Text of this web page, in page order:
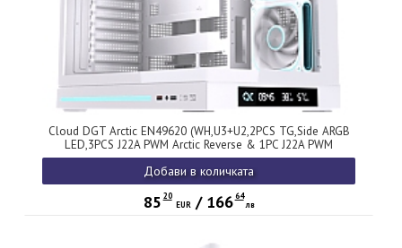
Cloud DGT Arctic EN49620 (WH,U3+U2,2PCS TG,Side ARGB
LED,3PCS J22A PWM Arctic Reverse & 1PC J22A PWM
Arctic,ARGB PCB,Digital LCD)
Добави в количката
85 20
EUR/ 166 64
лв